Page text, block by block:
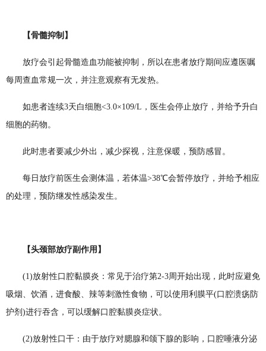
【骨髓抑制】
放疗会引起骨髓造血功能被抑制，所以在患者放疗期间应遵医嘱
每周查血常规一次，并注意观察有无发热。
如患者连续3天白细胞<3.0×109/L，医生会停止放疗，并给予升白
细胞的药物。
此时患者要减少外出，减少探视，注意保暖，预防感冒。
每日放疗前医生会测体温，若体温>38℃会暂停放疗，并给予相应
的处理，预防继发性感染发生。
【头颈部放疗副作用】
(1)放射性口腔黏膜炎：常见于治疗第2-3周开始出现，此时应避免
吸烟、饮酒，进食酸、辣等刺激性食物，可以使用利膜平(口腔溃疡防
护剂)进行吞含，可以缓解口腔黏膜炎症状。
(2)放射性口干：由于放疗对腮腺和颌下腺的影响，口腔唾液分泌